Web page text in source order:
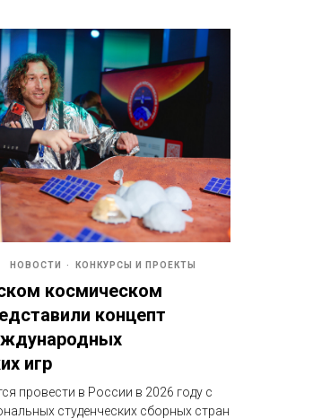
НОВОСТИ КОНКУРСЫ И ПРОЕКТЫ
космическом
концепт
игр
провести в России в 2026 году с
студенческих сборных стран